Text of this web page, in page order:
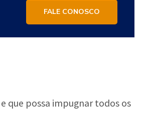
FALE CONOSCO
que possa impugnar todos os